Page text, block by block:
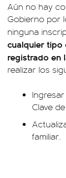
Aún no hay
Gobierno por
ninguna
cualquier tipo
registrado en
realizar los
Clave
familiar.